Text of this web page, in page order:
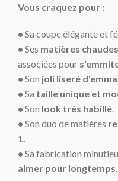
Vous craquez pour :
•Sa coupe élégante et
• Ses matières
associées pour
• Son joli liseré
• Sa taille unique et
• Son look très habillé.
• Son duo de matières
1.
• Sa fabrication
aimer pour longtemps.